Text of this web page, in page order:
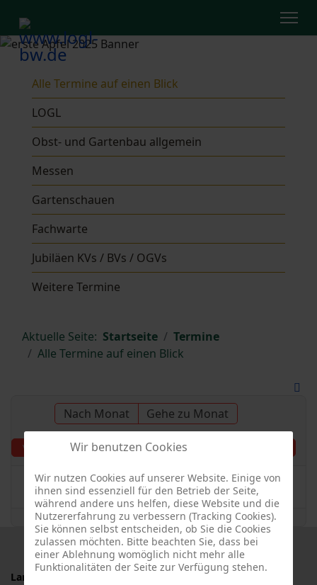
Alle Termine auf einen Blick
LOGL
Obst- und Gartenbau allgemein
Messen
Gartenschauen
Fachwarte
Jubiläen KVs / BVs / OGVs
Weitere Termine
Aktuelle Seite: Startseite
Termine
Alle Termine auf einen Blick
Nach Monat Gehe zu Monat
Vorheriger Tag
Donnerstag, 20.
Es wurden keine Events gefunden
Landesverband für Obstbau, Garten und Landschaft
Wir benutzen Cookies
Wir nutzen Cookies auf unserer Website. Einige von
ihnen sind essenziell für den Betrieb der Seite,
während andere uns helfen, diese Website und die
Nutzererfahrung zu verbessern (Tracking Cookies).
Sie können selbst entscheiden, ob Sie die Cookies
zulassen möchten. Bitte beachten Sie, dass bei
einer Ablehnung womöglich nicht mehr alle
Funktionalitäten der Seite zur Verfügung stehen.